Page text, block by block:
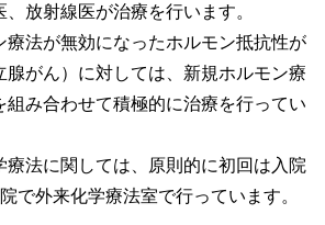
放射線医が治療を行います。
療法が無効になったホルモン抵抗性が
腺がん）に対しては、新規ホルモン療
組み合わせて積極的に治療を行ってい
療法に関しては、原則的に初回は入院
で外来化学療法室で行っています。